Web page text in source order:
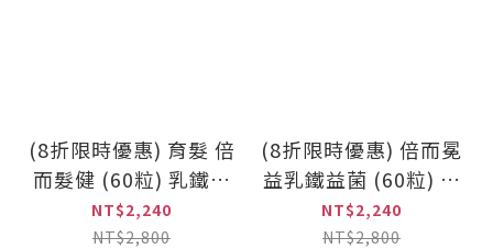
(8折限時優惠) 育髮 倍
而髮健 (60粒) 乳鐵蛋
白機能保健品
NT$2,240
NT$2,800
(8折限時優惠) 倍而冕
益乳鐵益菌 (60粒) 乳
鐵蛋白機能保健品
NT$2,240
NT$2,800